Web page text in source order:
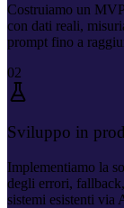
Costruiamo un
con dati reali,
prompt fino a
02
Sviluppo in
Implementiamo la
degli errori,
sistemi esistenti via